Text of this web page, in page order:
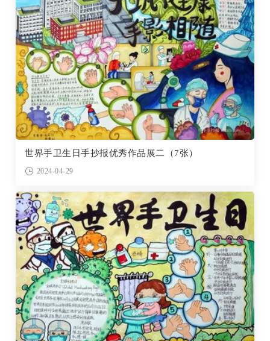
世界手卫生日手抄报优秀作品展二（7张）
2024-04-29